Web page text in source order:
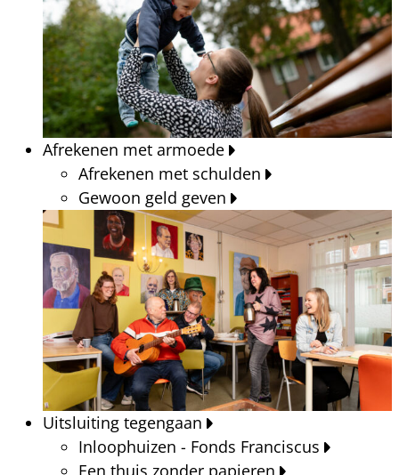
Afrekenen met armoede
Afrekenen met schulden
Gewoon geld geven
Uitsluiting tegengaan
Inloophuizen - Fonds Franciscus
Een thuis zonder papieren